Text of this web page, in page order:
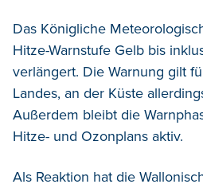
Das Königliche
Hitze-Warnstufe Gelb bis
verlängert. Die Warnung gilt
Landes, an der Küste
Außerdem bleibt die
Hitze- und Ozonplans aktiv.
Als Reaktion hat die